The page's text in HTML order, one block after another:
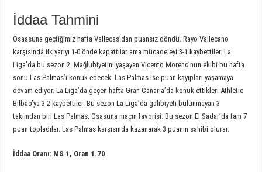
İddaa Tahmini
Osaasuna geçtiğimiz hafta Vallecas’dan puansız döndü. Rayo Vallecano
karşısında ilk yarıyı 1-0 önde kapattılar ama mücadeleyi 3-1 kaybettiler. La
Liga’da bu sezon 2. Mağlubiyetini yaşayan Vicento Moreno’nun ekibi bu hafta
sonu Las Palmas’ı konuk edecek. Las Palmas ise puan kayıpları yaşamaya
devam ediyor. La Liga’da geçen hafta Gran Canaria’da konuk ettikleri Athletic
Bilbao’ya 3-2 kaybettiler. Bu sezon La Liga’da galibiyeti bulunmayan 3
takımdan biri Las Palmas. Osasuna maçın favorisi. Bu sezon El Sadar’da tam 7
puan topladılar. Las Palmas karşısında kazanarak 3 puanın sahibi olurar.
İddaa Oranı: MS 1, Oran 1.70